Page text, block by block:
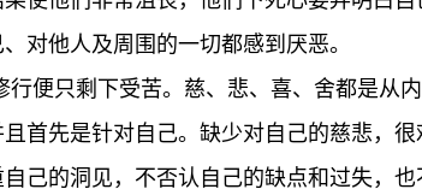
对他人及周围的一切都感到厌恶。
便只剩下受苦。慈、悲、喜、舍都是从
首先是针对自己。缺少对自己的慈悲，很
己的洞见，不否认自己的缺点和过失，